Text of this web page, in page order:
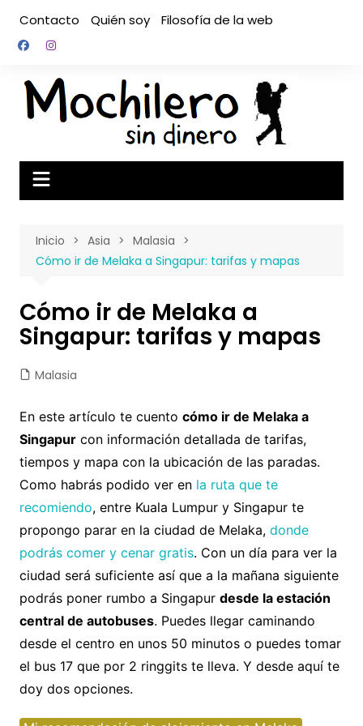
contenido
Contacto Quién soy Filosofía de la web
Inicio Asia
Malasia
Cómo ir de Melaka a Singapur: tarifas y mapas
Cómo ir de Melaka a
Singapur: tarifas y mapas
Malasia
En este artículo te cuento cómo ir de Melaka a
Singapurcon información detallada de tarifas,
tiempos y mapa con la ubicación de las paradas.
Como habrás podido ver en la ruta que te
recomiendo, entre Kuala Lumpur y Singapur te
propongo parar en la ciudad de Melaka, donde
podrás comer y cenar gratis. Con un día para ver la
ciudad será suficiente así que a la mañana siguiente
podrás poner rumbo a Singapur desde la estación
central de autobuses. Puedes llegar caminando
desde el centro en unos 50 minutos o puedes tomar
el bus 17 que por 2 ringgits te lleva. Y desde aquí te
doy dos opciones.